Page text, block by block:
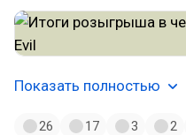
Показать полностью
26 17 3 2